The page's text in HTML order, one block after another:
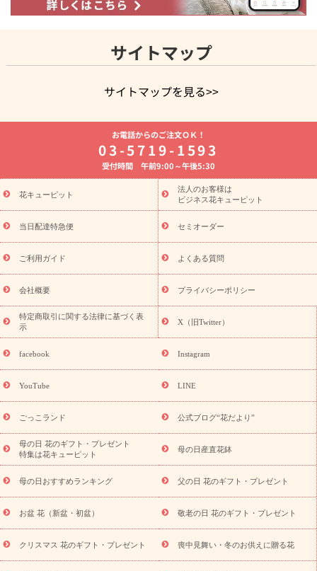
サイトマップ
サイトマップを見る>>
よく贈られる花
お祝いの花特集
誕生日フラワーギフト特集
8月の誕生花(トルコキキョウ)
開店・開業祝い
お供え・お悔やみ お供え・お悔やみの花
通夜・葬儀に贈る花 胡蝶蘭・花鉢
ーブドフラワー
季節のイベント
ひまわり ギフト・プレゼント
特集
お盆 花（新盆・初盆） 季節のイベント
お盆 花（新
盆・初盆）
お盆 花（新盆・初盆）
お盆・お供え 花とセットギ
フト
お盆・お供え プリザーブドフラワー
ひまわり ギフト・プ
レゼント特集
夏の花贈り・お中元・暑中見舞い 花のギフト特集
敬老の日におくる花ギフト・プレゼント特集
花ギフト・プレゼント特集
敬老の日 花のおすすめランキング
敬
老の日 花鉢植えのギフト・プレゼント特集
敬老の日 花とセットギ
フト・プレゼント特集
敬老の日の花 全てのギフト一覧
キャン
ペーン
「きょう誕生日なんです」キャンペーン
探す
誕生日フラワーギフト 誕生日フラワーギフト特集
誕生
日フラワーギフト商品一覧
ユリ トルコキキョウ
誕生花(トルコキキョウ)
9月の誕生花(リンドウ)
誕生日セット
ギフト
「きょう誕生日なんです」キャンペーン
用途から探す お祝いの花特集 当日配達特急便
お祝い商品
一覧
お祝い 新築・引っ越し祝い
結婚記念日
結婚祝い 出産祝い 退院祝い・快気祝い
還暦
祝い・長寿祝い
プチギフト ペットのお祝いフラワー
元・暑中見舞い
敬老の日
お供え
お供え・お悔やみ商品一覧 お供え・お悔やみの花
十九日法要以降に贈る花
通夜・葬儀に贈る花
お供え お花とセッ
お盆（新盆・初盆）
お祝い返し お見舞い
お取り
プリザーブドフラワー
スタイルから探す
アレンジメント
お電話からのご注文ＯＫ！
03-5719-1593
受付時間 午前9:00～午後5:30
花キューピット
法人のお客様は
ビジネス花キューピット
当日配達特急便 セミオーダー
ご利用ガイド よくある質問
会社概要 プライバシーポリシー
特定商取引に関する法律に基づく表
示
X（旧Twitter）
facebook Instagram
YouTube LINE
ごっこランド 公式ブログ“花だより”
母の日 花のギフト・プレゼント
特集は花キューピット
母の日産直花鉢
母の日おすすめランキング 父の日 花のギフト・プレゼント
お盆 花（新盆・初盆） 敬老の日 花のギフト・プレゼント
クリスマス 花のギフト・プレゼント 喪中見舞い・冬のお供えに贈る花